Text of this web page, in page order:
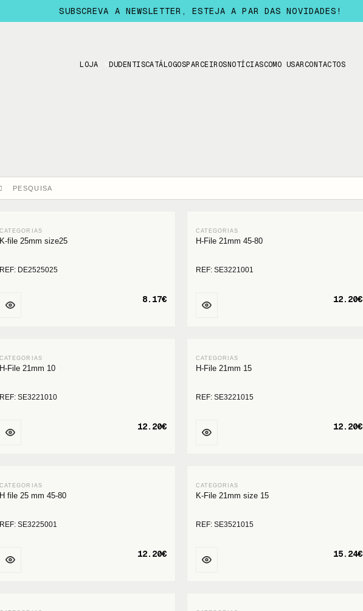
SUBSCREVA A NEWSLETTER, ESTEJA A PAR DAS NOVIDADES!
LOJA DUDENTISCATÁLOGOSPARCEIROSNOTÍCIASCOMO USARCONTACTOS
K-file 25mm size25
REF: DE2525025
8.17€
H-File 21mm 45-80
REF: SE3221001
12.20€
H-File 21mm 10
REF: SE3221010
12.20€
H-File 21mm 15
REF: SE3221015
12.20€
H file 25 mm 45-80
REF: SE3225001
12.20€
K-File 21mm size 15
REF: SE3521015
15.24€